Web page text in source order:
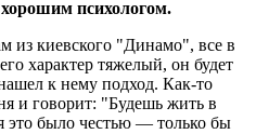
психологом.
из киевского "Динамо", все в
характер тяжелый, он будет
к нему подход. Как-то
и говорит: "Будешь жить в
было честью — только бы